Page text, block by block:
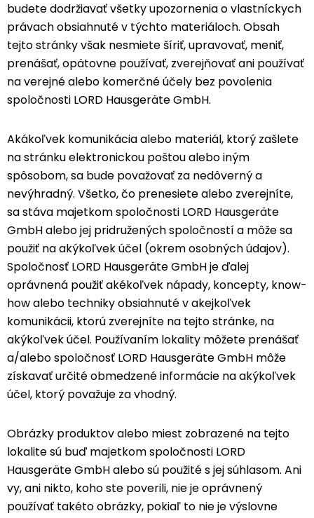
budete dodržiavať všetky upozornenia o vlastníckych
právach obsiahnuté v týchto materiáloch. Obsah
tejto stránky však nesmiete šíriť, upravovať, meniť,
prenášať, opätovne používať, zverejňovať ani používať
na verejné alebo komerčné účely bez povolenia
spoločnosti LORD Hausgeräte GmbH.
Akákoľvek komunikácia alebo materiál, ktorý zašlete
na stránku elektronickou poštou alebo iným
spôsobom, sa bude považovať za nedôverný a
nevýhradný. Všetko, čo prenesiete alebo zverejníte,
sa stáva majetkom spoločnosti LORD Hausgeräte
GmbH alebo jej pridružených spoločností a môže sa
použiť na akýkoľvek účel (okrem osobných údajov).
Spoločnosť LORD Hausgeräte GmbH je ďalej
oprávnená použiť akékoľvek nápady, koncepty, know-
how alebo techniky obsiahnuté v akejkoľvek
komunikácii, ktorú zverejníte na tejto stránke, na
akýkoľvek účel. Používaním lokality môžete prenášať
a/alebo spoločnosť LORD Hausgeräte GmbH môže
získavať určité obmedzené informácie na akýkoľvek
účel, ktorý považuje za vhodný.
Obrázky produktov alebo miest zobrazené na tejto
lokalite sú buď majetkom spoločnosti LORD
Hausgeräte GmbH alebo sú použité s jej súhlasom. Ani
vy, ani nikto, koho ste poverili, nie je oprávnený
používať takéto obrázky, pokiaľ to nie je výslovne